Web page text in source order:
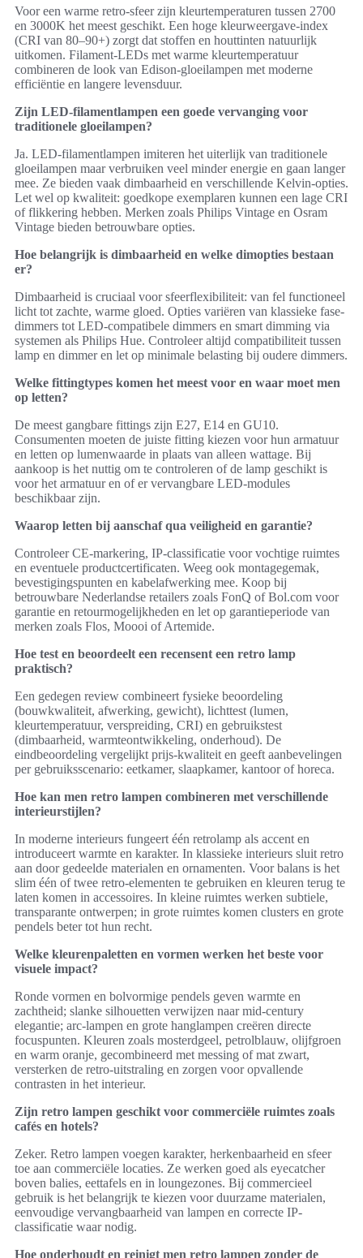
Voor een warme retro-sfeer zijn kleurtemperaturen tussen 2700
en 3000K het meest geschikt. Een hoge kleurweergave-index
(CRI van 80–90+) zorgt dat stoffen en houttinten natuurlijk
uitkomen. Filament-LEDs met warme kleurtemperatuur
combineren de look van Edison-gloeilampen met moderne
efficiëntie en langere levensduur.
Zijn LED-filamentlampen een goede vervanging voor
traditionele gloeilampen?
Ja. LED-filamentlampen imiteren het uiterlijk van traditionele
gloeilampen maar verbruiken veel minder energie en gaan langer
mee. Ze bieden vaak dimbaarheid en verschillende Kelvin-opties.
Let wel op kwaliteit: goedkope exemplaren kunnen een lage CRI
of flikkering hebben. Merken zoals Philips Vintage en Osram
Vintage bieden betrouwbare opties.
Hoe belangrijk is dimbaarheid en welke dimopties bestaan
er?
Dimbaarheid is cruciaal voor sfeerflexibiliteit: van fel functioneel
licht tot zachte, warme gloed. Opties variëren van klassieke fase-
dimmers tot LED-compatibele dimmers en smart dimming via
systemen als Philips Hue. Controleer altijd compatibiliteit tussen
lamp en dimmer en let op minimale belasting bij oudere dimmers.
Welke fittingtypes komen het meest voor en waar moet men
op letten?
De meest gangbare fittings zijn E27, E14 en GU10.
Consumenten moeten de juiste fitting kiezen voor hun armatuur
en letten op lumenwaarde in plaats van alleen wattage. Bij
aankoop is het nuttig om te controleren of de lamp geschikt is
voor het armatuur en of er vervangbare LED-modules
beschikbaar zijn.
Waarop letten bij aanschaf qua veiligheid en garantie?
Controleer CE-markering, IP-classificatie voor vochtige ruimtes
en eventuele productcertificaten. Weeg ook montagegemak,
bevestigingspunten en kabelafwerking mee. Koop bij
betrouwbare Nederlandse retailers zoals FonQ of Bol.com voor
garantie en retourmogelijkheden en let op garantieperiode van
merken zoals Flos, Moooi of Artemide.
Hoe test en beoordeelt een recensent een retro lamp
praktisch?
Een gedegen review combineert fysieke beoordeling
(bouwkwaliteit, afwerking, gewicht), lichttest (lumen,
kleurtemperatuur, verspreiding, CRI) en gebruikstest
(dimbaarheid, warmteontwikkeling, onderhoud). De
eindbeoordeling vergelijkt prijs-kwaliteit en geeft aanbevelingen
per gebruiksscenario: eetkamer, slaapkamer, kantoor of horeca.
Hoe kan men retro lampen combineren met verschillende
interieurstijlen?
In moderne interieurs fungeert één retrolamp als accent en
introduceert warmte en karakter. In klassieke interieurs sluit retro
aan door gedeelde materialen en ornamenten. Voor balans is het
slim één of twee retro-elementen te gebruiken en kleuren terug te
laten komen in accessoires. In kleine ruimtes werken subtiele,
transparante ontwerpen; in grote ruimtes komen clusters en grote
pendels beter tot hun recht.
Welke kleurenpaletten en vormen werken het beste voor
visuele impact?
Ronde vormen en bolvormige pendels geven warmte en
zachtheid; slanke silhouetten verwijzen naar mid-century
elegantie; arc-lampen en grote hanglampen creëren directe
focuspunten. Kleuren zoals mosterdgeel, petrolblauw, olijfgroen
en warm oranje, gecombineerd met messing of mat zwart,
versterken de retro-uitstraling en zorgen voor opvallende
contrasten in het interieur.
Zijn retro lampen geschikt voor commerciële ruimtes zoals
cafés en hotels?
Zeker. Retro lampen voegen karakter, herkenbaarheid en sfeer
toe aan commerciële locaties. Ze werken goed als eyecatcher
boven balies, eettafels en in loungezones. Bij commercieel
gebruik is het belangrijk te kiezen voor duurzame materialen,
eenvoudige vervangbaarheid van lampen en correcte IP-
classificatie waar nodig.
Hoe onderhoudt en reinigt men retro lampen zonder de